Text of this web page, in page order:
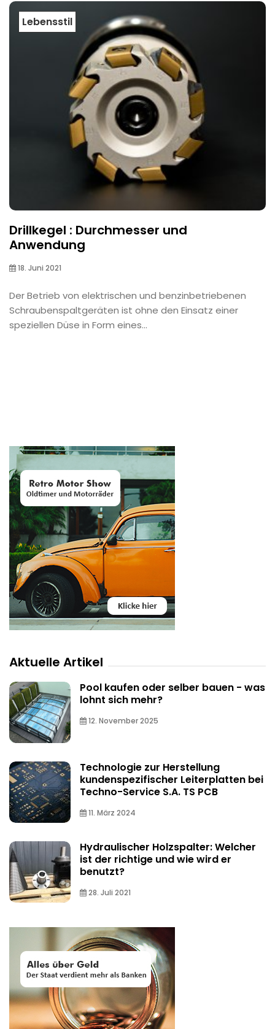
Lebensstil
Drillkegel : Durchmesser und
Anwendung
18. Juni 2021
Der Betrieb von elektrischen und benzinbetriebenen
Schraubenspaltgeräten ist ohne den Einsatz einer
speziellen Düse in Form eines...
Aktuelle Artikel
Pool kaufen oder selber bauen - was
lohnt sich mehr?
12. November 2025
Technologie zur Herstellung
kundenspezifischer Leiterplatten bei
Techno-Service S.A. TS PCB
11. März 2024
Hydraulischer Holzspalter: Welcher
ist der richtige und wie wird er
benutzt?
28. Juli 2021